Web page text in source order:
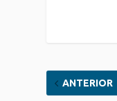
ANTERIOR